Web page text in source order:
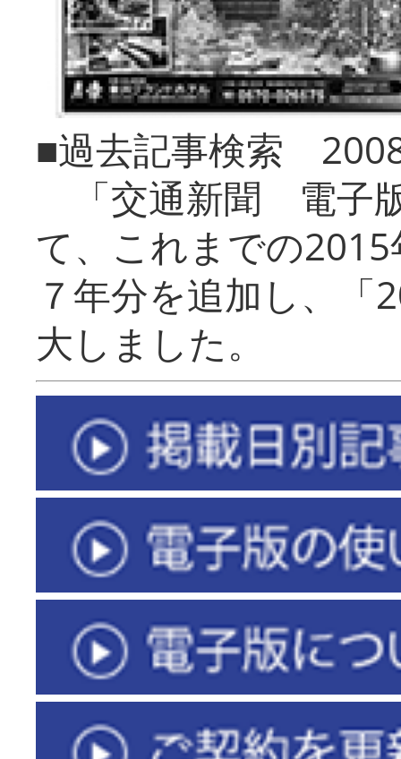
■過去記事検索
「交通新聞 電子
て、これまでの
７年分を追加し、「
大しまし